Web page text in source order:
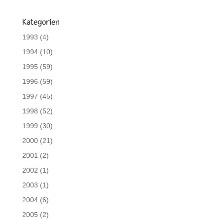
Kategorien
1993 (4)
1994(10)
1995 (59)
1996 (59)
1997 (45)
1998 (52)
1999 (30)
2000(21)
2001 (2)
2002 (1)
2003 (1)
2004(6)
2005 (2)